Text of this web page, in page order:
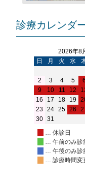
診療カレンダ
2026年8
日
月 火 水
2
3 4 5 6
9
10 11 12
16
17 18 19
23 24 25 26
30 31
… 休診日
… 午前のみ診
… 午後のみ診
… 診療時間変